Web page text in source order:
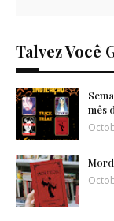
Talvez Você
mês